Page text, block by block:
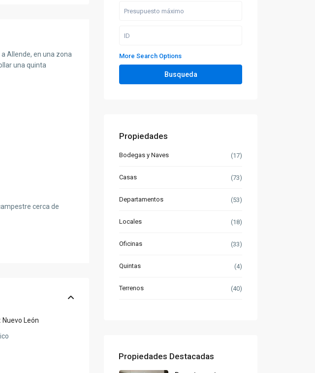
Allende, en una zona
una quinta
cerca de
Nuevo León
More Search Options
Busqueda
Propiedades
Bodegas y Naves (17)
Casas (73)
Departamentos (53)
Locales (18)
Oficinas (33)
Quintas (4)
Terrenos (40)
Propiedades Destacadas